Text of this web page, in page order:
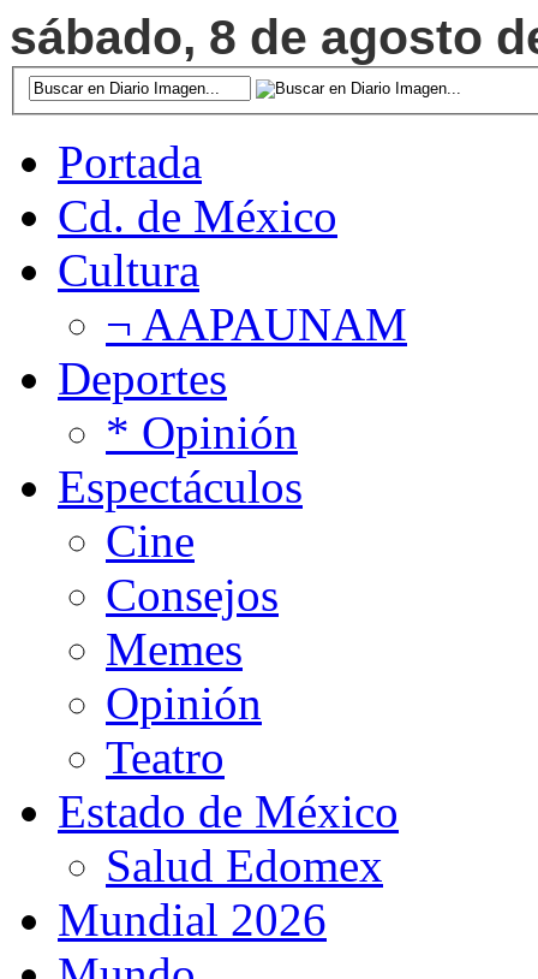
sábado, 8 de agosto
Portada
Cd. de México
Cultura
¬ AAPAUNAM
Deportes
* Opinión
Espectáculos
Cine
Consejos
Memes
Opinión
Teatro
Estado de México
Salud Edomex
Mundial 2026